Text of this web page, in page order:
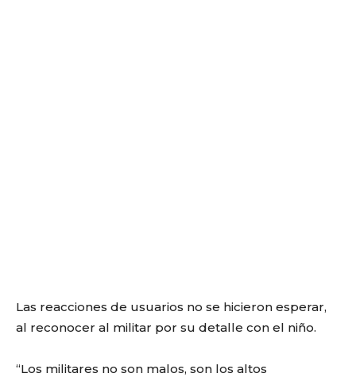
Las reacciones de usuarios no se hicieron esperar,
al reconocer al militar por su detalle con el niño.
“Los militares no son malos, son los altos